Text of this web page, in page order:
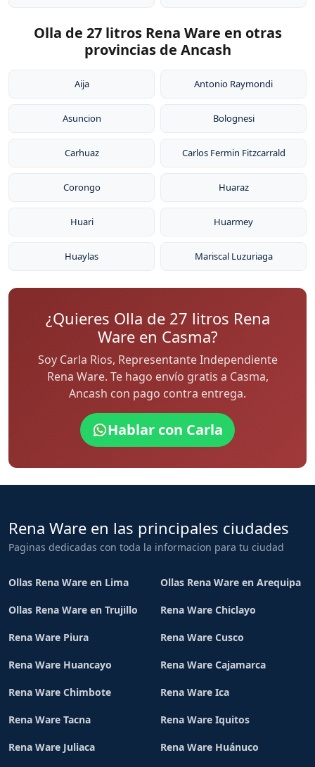
Olla de 27 litros Rena Ware en otras
provincias de Ancash
Aija Antonio Raymondi
Asuncion Bolognesi
Carhuaz Carlos Fermin Fitzcarrald
Corongo Huaraz
Huari Huarmey
Huaylas Mariscal Luzuriaga
¿Quieres Olla de 27 litros Rena
Ware en Casma?
Soy Carla Rios, Representante Independiente
Rena Ware. Te hago envío gratis a Casma,
Ancash con pago contra entrega.
Hablar con Carla
Rena Ware en las principales ciudades
Paginas dedicadas con toda la informacion para tu ciudad
Ollas Rena Ware en Lima Ollas Rena Ware en Arequipa
Ollas Rena Ware en Trujillo Rena Ware Chiclayo
Rena Ware Piura Rena Ware Cusco
Rena Ware Huancayo Rena Ware Cajamarca
Rena Ware Chimbote Rena Ware Ica
Rena Ware Tacna Rena Ware Iquitos
Rena Ware Juliaca Rena Ware Huánuco